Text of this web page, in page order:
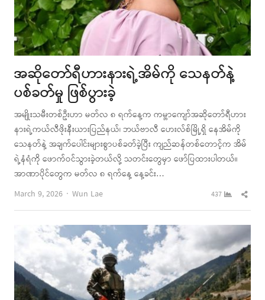
အဆိုတော်ရီဟားနားရဲ့အိမ်ကို သေနတ်နဲ့
ပစ်ခတ်မှု ဖြစ်ပွားခဲ့
အမျိုးသမီးတစ်ဦးဟာ မတ်လ ၈ ရက်နေ့က ကမ္ဘာကျော်အဆိုတော်ရီဟား
နားရဲ့ကယ်လီဖိုးနီးယားပြည်နယ်၊ ဘယ်ဗာလီ ဟေးလ်စ်မြို့ရှိ နေအိမ်ကို
သေနတ်နဲ့ အချက်ပေါင်းများစွာပစ်ခတ်ခဲ့ပြီး ကျည်ဆန်တစ်တောင့်က အိမ်
ရဲ့နံရံကို ဖောက်ဝင်သွားခဲ့တယ်လို့ သတင်းတွေမှာ ဖော်ပြထားပါတယ်။
အာဏာပိုင်တွေက မတ်လ ၈ ရက်နေ့ နေ့ခင်း…
March 9, 2026
Author
Wun Lae 437